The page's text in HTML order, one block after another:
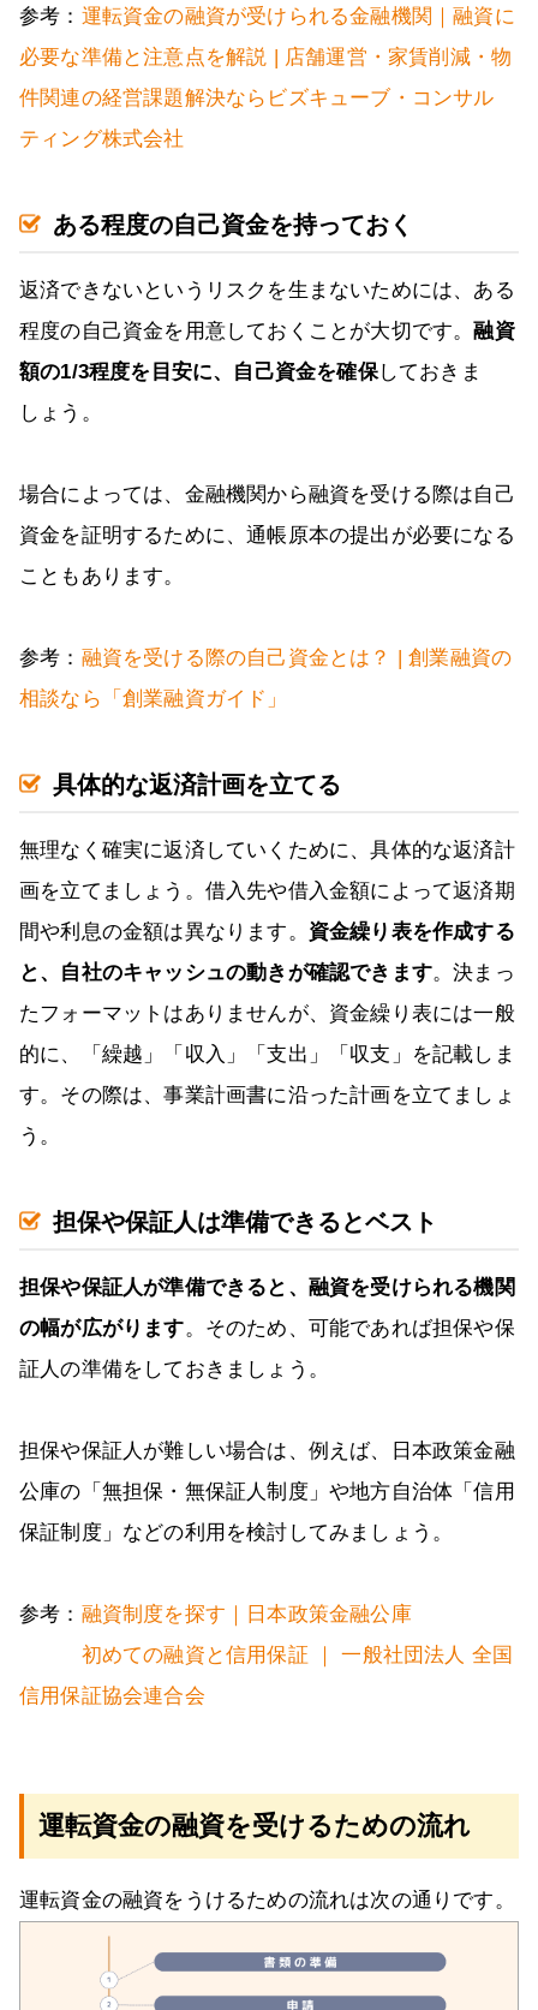
参考： 運転資金の融資が受けられる金融機関｜融資に
必要な準備と注意点を解説 | 店舗運営・家賃削減・物
件関連の経営課題解決ならビズキューブ・コンサル
ティング株式会社
ある程度の自己資金を持っておく
返済できないというリスクを生まないためには、ある
程度の自己資金を用意しておくことが大切です。融資
額の1/3程度を目安に、自己資金を確保しておきま
しょう。
場合によっては、金融機関から融資を受ける際は自己
資金を証明するために、通帳原本の提出が必要になる
こともあります。
参考： 融資を受ける際の自己資金とは？ | 創業融資の
相談なら「創業融資ガイド」
具体的な返済計画を立てる
無理なく確実に返済していくために、具体的な返済計
画を立てましょう。借入先や借入金額によって返済期
間や利息の金額は異なります。 資金繰り表を作成する
と、自社のキャッシュの動きが確認できます。決まっ
たフォーマットはありませんが、資金繰り表には一般
的に、「繰越」「収入」「支出」「収支」を記載しま
す。その際は、事業計画書に沿った計画を立てましょ
う。
担保や保証人は準備できるとベスト
担保や保証人が準備できると、融資を受けられる機関
の幅が広がります。そのため、可能であれば担保や保
証人の準備をしておきましょう。
担保や保証人が難しい場合は、例えば、日本政策金融
公庫の「無担保・無保証人制度」や地方自治体「信用
保証制度」などの利用を検討してみましょう。
参考： 融資制度を探す｜日本政策金融公庫
初めての融資と信用保証 ｜ 一般社団法人 全国
信用保証協会連合会
運転資金の融資を受けるための流れ
運転資金の融資をうけるための流れは次の通りです。